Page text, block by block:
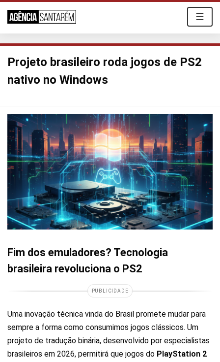
☰
Projeto brasileiro roda jogos de PS2
nativo no Windows
Fim dos emuladores? Tecnologia
brasileira revoluciona o PS2
PUBLICIDADE
Uma inovação técnica vinda do Brasil promete mudar para
sempre a forma como consumimos jogos clássicos. Um
projeto de tradução binária, desenvolvido por especialistas
brasileiros em 2026, permitirá que jogos do PlayStation 2